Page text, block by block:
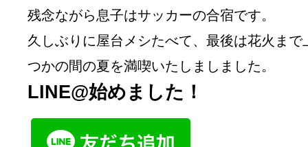
残念ながら息子はサッカーの合宿です。
久しぶりに屋台メシたべて、最後は花火ま
つかの間の夏を満喫いたしましました。
LINE@始めました！